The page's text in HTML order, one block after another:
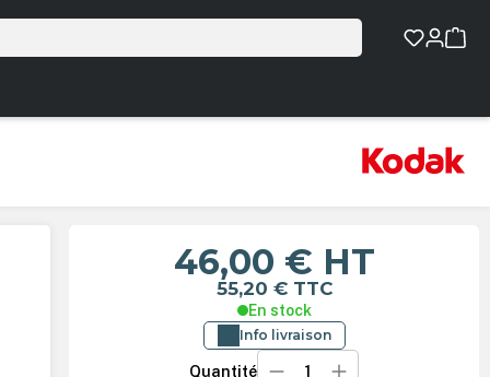
46,00 € HT
55,20 € TTC
En stock
Info livraison
Quantité